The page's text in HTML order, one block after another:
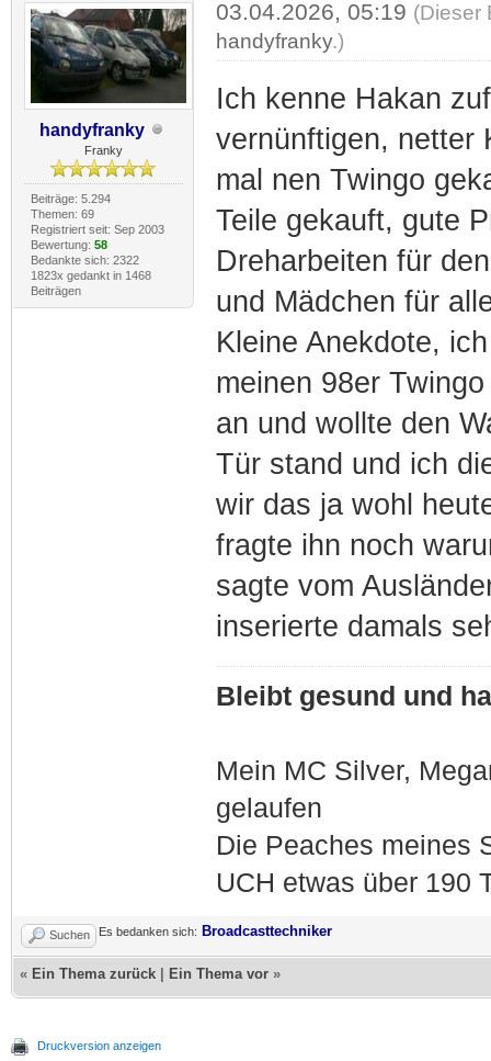
handyfranky
Franky
Beiträge: 5.294
Themen: 69
Registriert seit: Sep 2003
Bewertung: 58
Bedankte sich: 2322
1823x gedankt in 1468
Beiträgen
03.04.2026, 05:19 (Dieser
handyfranky.)
Ich kenne Hakan
vernünftigen, netter
mal nen Twingo
Teile gekauft, gute
Dreharbeiten für
und Mädchen für
Kleine Anekdote,
meinen 98er
an und wollte den
Tür stand und ich
wir das ja wohl
fragte ihn noch
sagte vom
inserierte damals
Bleibt gesund und
Mein MC Silver,
gelaufen
Die Peaches meines
UCH etwas über 190
Suchen Es bedanken sich: Broadcasttechniker
« Ein Thema zurück Ein Thema vor »
Druckversion anzeigen